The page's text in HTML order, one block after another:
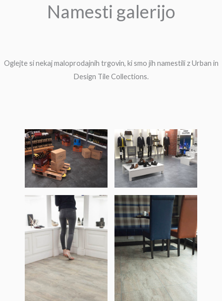
Namesti galerijo
Oglejte si nekaj maloprodajnih trgovin, ki smo jih namestili z Urban in
Design Tile Collections.